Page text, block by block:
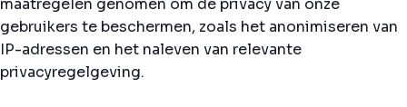
maatregelen genomen om de privacy van onze
gebruikers te beschermen, zoals het anonimiseren van
IP-adressen en het naleven van relevante
privacyregelgeving.